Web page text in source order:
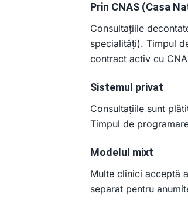
Prin CNAS (Casa
Consultațiile
specialități). Timpul
contract activ cu
Sistemul privat
Consultațiile sunt
Timpul de
Modelul mixt
Multe clinici acceptă
separat pentru